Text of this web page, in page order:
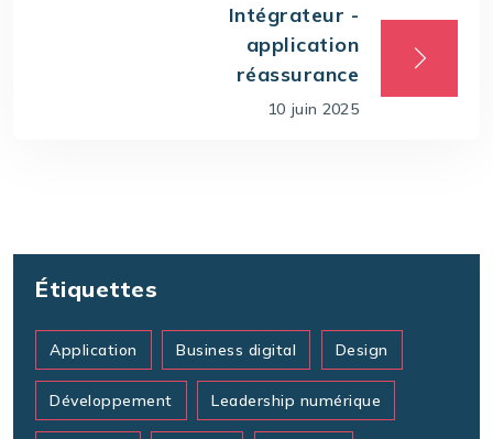
Intégrateur -
application
réassurance
10 juin 2025
Étiquettes
Application Business digital Design
Développement Leadership numérique